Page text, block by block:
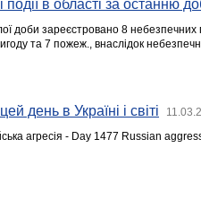
події в області за останню
доби зареєстровано 8
та 7 пожеж., внаслідок
день в Україні і світі
агресія - Day 1477 Russian